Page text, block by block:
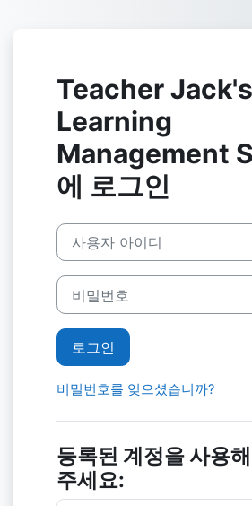
Teacher Jack's
Learning
Management
에 로그인
새 계정 생성 생략
사용자 아이디
비밀번호
로그인
비밀번호를 잊으셨습니까?
등록된 계정을 사용
주세요: